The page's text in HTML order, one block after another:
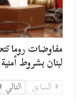
مفاوضات روما
لبنان بشروط
السابق التالي